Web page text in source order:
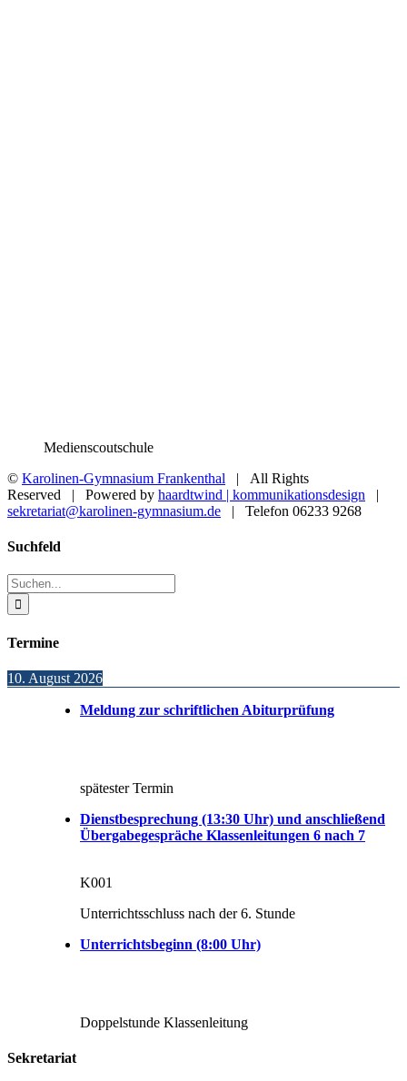
Medienscoutschule
© Karolinen-Gymnasium Frankenthal | All Rights
Reserved | Powered by haardtwind | kommunikationsdesign |
sekretariat@karolinen-gymnasium.de | Telefon 06233 9268
Toggle
Bar
Area
Suchfeld
Suche
nach:
Termine
10. August 2026
Meldung zur schriftlichen Abiturprüfung
spätester Termin
Dienstbesprechung (13:30 Uhr) und anschließend
Übergabegespräche Klassenleitungen 6 nach 7
K001
Unterrichtsschluss nach der 6. Stunde
Unterrichtsbeginn (8:00 Uhr)
Doppelstunde Klassenleitung
Sekretariat